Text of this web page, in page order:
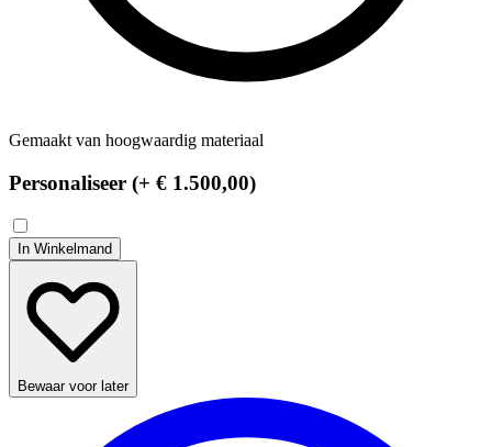
Gemaakt van hoogwaardig materiaal
Personaliseer (+ € 1.500,00)
In Winkelmand
Bewaar voor later